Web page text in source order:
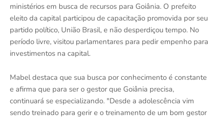
ministérios em busca de recursos para Goiânia. O prefeito
eleito da capital participou de capacitação promovida por seu
partido político, União Brasil, e não desperdiçou tempo. No
período livre, visitou parlamentares para pedir empenho para
investimentos na capital.
Mabel destaca que sua busca por conhecimento é constante
e afirma que para ser o gestor que Goiânia precisa,
continuará se especializando. "Desde a adolescência vim
sendo treinado para gerir e o treinamento de um bom gestor